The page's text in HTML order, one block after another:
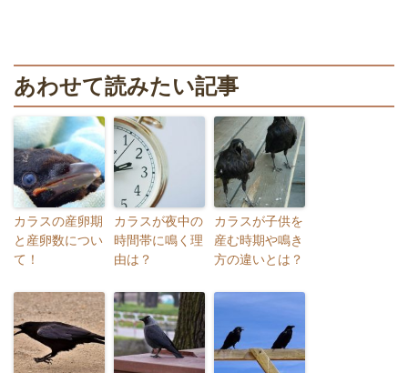
あわせて読みたい記事
カラスの産卵期
と産卵数につい
て！
カラスが夜中の
時間帯に鳴く理
由は？
カラスが子供を
産む時期や鳴き
方の違いとは？